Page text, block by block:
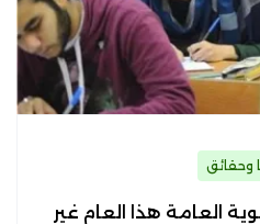
وحقائق
العامة هذا العام غير